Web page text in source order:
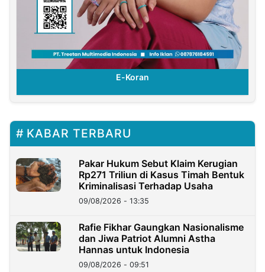
E-Koran
KABAR TERBARU
Pakar Hukum Sebut Klaim Kerugian
Rp271 Triliun di Kasus Timah Bentuk
Kriminalisasi Terhadap Usaha
09/08/2026 - 13:35
Rafie Fikhar Gaungkan Nasionalisme
dan Jiwa Patriot Alumni Astha
Hannas untuk Indonesia
09/08/2026 - 09:51